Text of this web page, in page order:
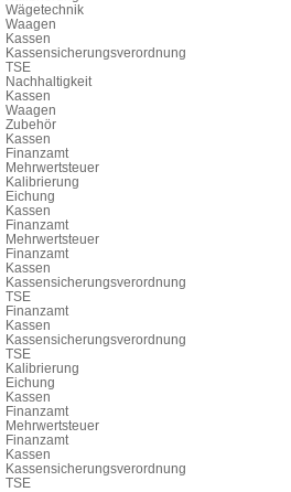
Wägetechnik
Waagen
Kassen
Kassensicherungsverordnung
TSE
Nachhaltigkeit
Kassen
Waagen
Zubehör
Kassen
Finanzamt
Mehrwertsteuer
Kalibrierung
Eichung
Kassen
Finanzamt
Mehrwertsteuer
Finanzamt
Kassen
Kassensicherungsverordnung
TSE
Finanzamt
Kassen
Kassensicherungsverordnung
TSE
Kalibrierung
Eichung
Kassen
Finanzamt
Mehrwertsteuer
Finanzamt
Kassen
Kassensicherungsverordnung
TSE